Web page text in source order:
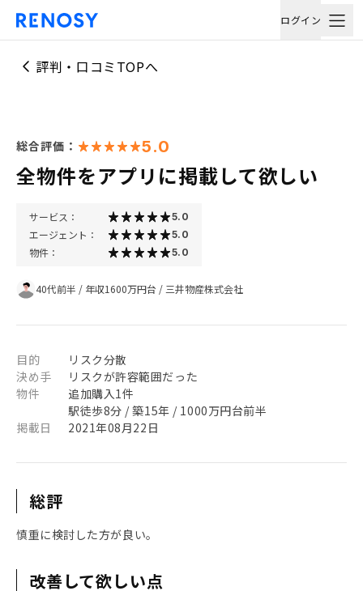
ログイン
評判・口コミTOPへ
総合評価： 5.0
全物件をアプリに掲載して欲しい
サービス： 5.0
エージェント： 5.0
物件： 5.0
40代前半 / 年収1600万円台 / 三井物産株式会社
目的
リスク分散
決め手
リスクが許容範囲だった
物件
追加購入1件
駅徒歩8分 / 築15年 / 1000万円台前半
掲載日
2021年08月22日
総評
慎重に検討した方が良い。
改善して欲しい点